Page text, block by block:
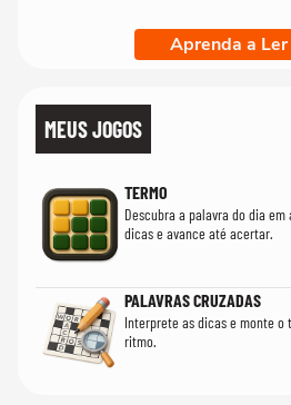
Aprenda a Ler
MEUS JOGOS
TERMO
Descubra a palavra do dia
dicas e avance até acertar.
PALAVRAS CRUZADAS
Interprete as dicas e monte
ritmo.